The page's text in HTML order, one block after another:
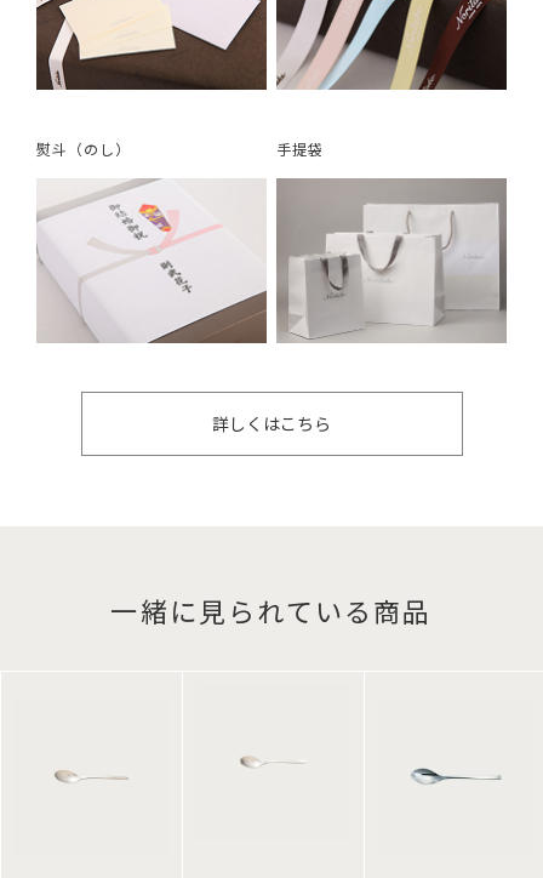
熨斗（のし） 手提袋
詳しくはこちら
一緒に見られている商品